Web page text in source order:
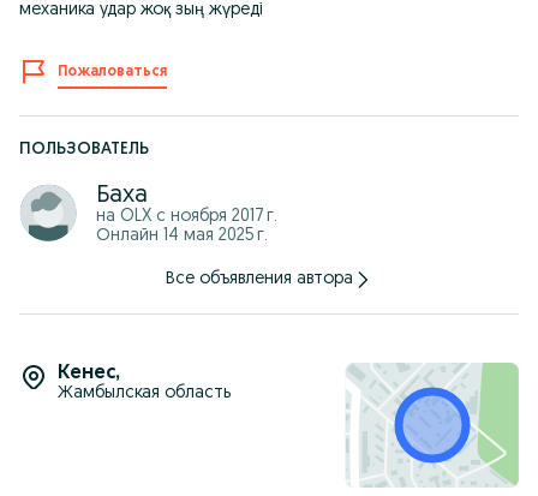
механика удар жоқ зың жүреді
Пожаловаться
ПОЛЬЗОВАТЕЛЬ
Баха
на OLX с ноября 2017 г.
Онлайн 14 мая 2025 г.
Все объявления автора
Кенес,
Жамбылская область